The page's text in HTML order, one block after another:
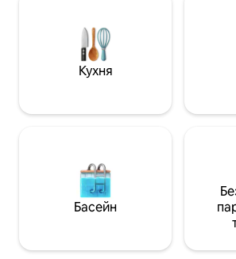
в Лінкольн-парку, в декількох кроках
від магазинів уздовж Армітаж і
Халстед-авеню. Поруч є продуктові
магазини, ресторани та кафе, а також
які мають доступ до центру міста та
паркувальні наклейки в квартирі на
гараж (з безкоштовним
EV, якщо вам це потрібно) за 20
Кухня
Басейн